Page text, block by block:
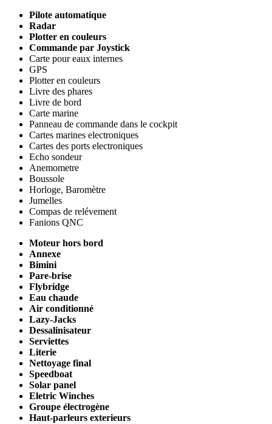
Pilote automatique
Radar
Plotter en couleurs
Commande par Joystick
Carte pour eaux internes
GPS
Plotter en couleurs
Livre des phares
Livre de bord
Carte marine
Panneau de commande dans le cockpit
Cartes marines electroniques
Cartes des ports electroniques
Echo sondeur
Anemometre
Boussole
Horloge, Baromètre
Jumelles
Compas de relévement
Fanions QNC
Moteur hors bord
Annexe
Bimini
Pare-brise
Flybridge
Eau chaude
Air conditionné
Lazy-Jacks
Dessalinisateur
Serviettes
Literie
Nettoyage final
Speedboat
Solar panel
Eletric Winches
Groupe électrogène
Haut-parleurs exterieurs